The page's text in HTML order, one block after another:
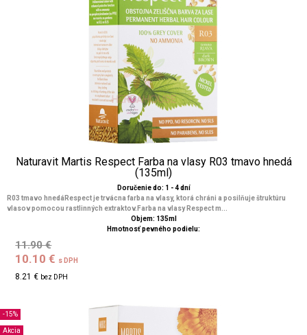
Naturavit Martis Respect Farba na vlasy R03 tmavo hnedá
(135ml)
Doručenie do: 1 - 4 dní
R03 tmavo hnedáRespect je trvácna farba na vlasy, ktorá chráni a posilňuje štruktúru
vlasov pomocou rastlinných extraktov.Farba na vlasy Respect m...
Objem: 135ml
Hmotnosť pevného podielu:
11.90 €
10.10 € s DPH
8.21 € bez DPH
-15%
Akcia